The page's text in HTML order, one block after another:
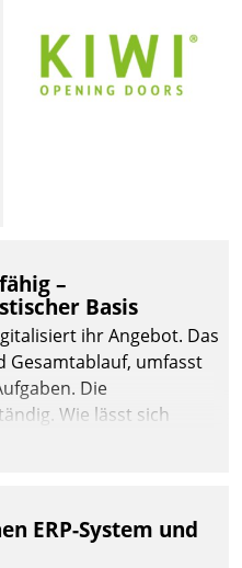
–
Basis
ihr Angebot. Das
Gesamtablauf, umfasst
Die
Wie lässt sich
und zugleich Freiraum
ERP-System und